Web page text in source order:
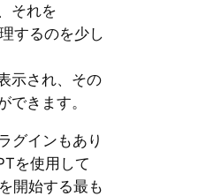
それを
するのを少し
示され、その
できます。
グインもあり
を使用して
開始する最も